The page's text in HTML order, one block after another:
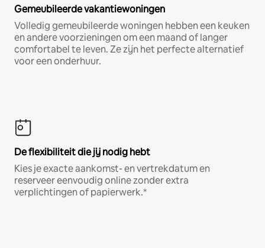
Gemeubileerde vakantiewoningen
Volledig gemeubileerde woningen hebben een keuken
en andere voorzieningen om een maand of langer
comfortabel te leven. Ze zijn het perfecte alternatief
voor een onderhuur.
De flexibiliteit die jij nodig hebt
Kies je exacte aankomst- en vertrekdatum en
reserveer eenvoudig online zonder extra
verplichtingen of papierwerk.*